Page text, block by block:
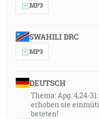
MP3
SWAHILI DRC
MP3
DEUTSCH
Thema: Apg. 4,24-
erhoben sie
beteten!